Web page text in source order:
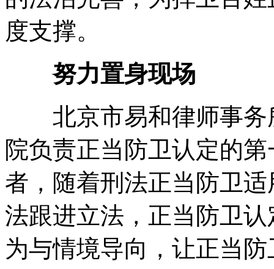
度支撑。
努力置身现场
北京市易和律师事务
院负责正当防卫认定的
者，随着刑法正当防卫
法跟进立法，正当防卫
为与情境导向，让正当